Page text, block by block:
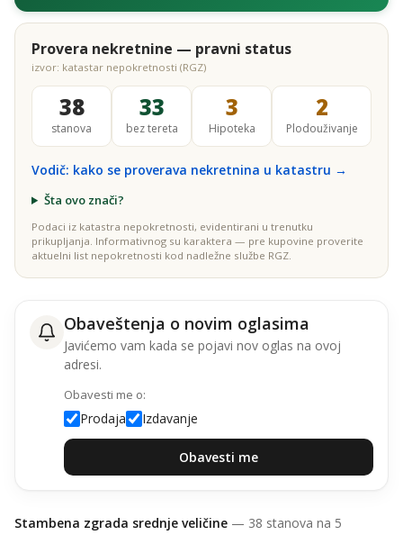
Provera nekretnine — pravni status
izvor: katastar nepokretnosti (RGZ)
38
stanova
33
bez tereta
3
Hipoteka
2
Plodouživanje
Vodič: kako se proverava nekretnina u katastru →
Šta ovo znači?
Podaci iz katastra nepokretnosti, evidentirani u trenutku
prikupljanja. Informativnog su karaktera — pre kupovine proverite
aktuelni list nepokretnosti kod nadležne službe RGZ.
Obaveštenja o novim oglasima
Javićemo vam kada se pojavi nov oglas na ovoj
adresi.
Obavesti me o:
Prodaja Izdavanje
Obavesti me
Stambena zgrada srednje veličine — 38 stanova na 5